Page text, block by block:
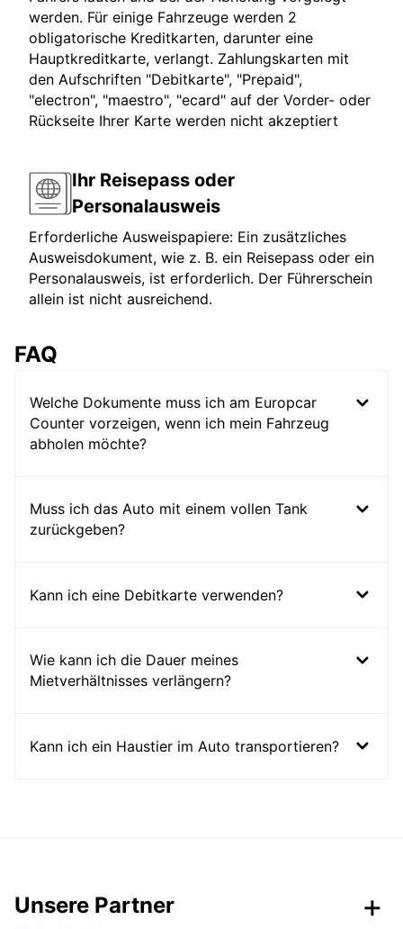
werden. Für einige Fahrzeuge werden 2
obligatorische Kreditkarten, darunter eine
Hauptkreditkarte, verlangt. Zahlungskarten mit
den Aufschriften "Debitkarte", "Prepaid",
"electron", "maestro", "ecard" auf der Vorder- oder
Rückseite Ihrer Karte werden nicht akzeptiert
Ihr Reisepass oder
Personalausweis
Erforderliche Ausweispapiere: Ein zusätzliches
Ausweisdokument, wie z. B. ein Reisepass oder ein
Personalausweis, ist erforderlich. Der Führerschein
allein ist nicht ausreichend.
FAQ
Welche Dokumente muss ich am Europcar
Counter vorzeigen, wenn ich mein Fahrzeug
abholen möchte?
Muss ich das Auto mit einem vollen Tank
zurückgeben?
Kann ich eine Debitkarte verwenden?
Wie kann ich die Dauer meines
Mietverhältnisses verlängern?
Kann ich ein Haustier im Auto transportieren?
Unsere Partner